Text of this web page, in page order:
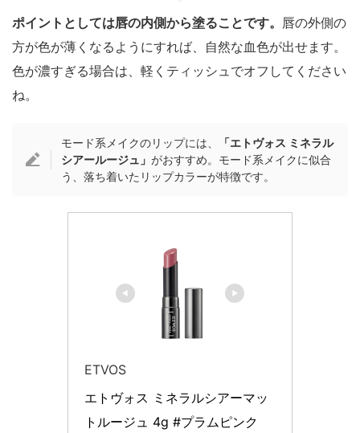
ポイントとしては唇の内側から塗ることです。 唇の外側の
方が色が薄くなるようにすれば、自然な血色が出せます。
色が濃すぎる場合は、軽くティッシュでオフしてください
ね。
モード系メイクのリップには、
「エトヴォス ミネラル
シアールージュ」がおすすめ。モード系メイクに似合
う、落ち着いたリップカラーが特徴です。
ETVOS
エトヴォス ミネラルシアーマッ
トルージュ 4g #プラムピンク